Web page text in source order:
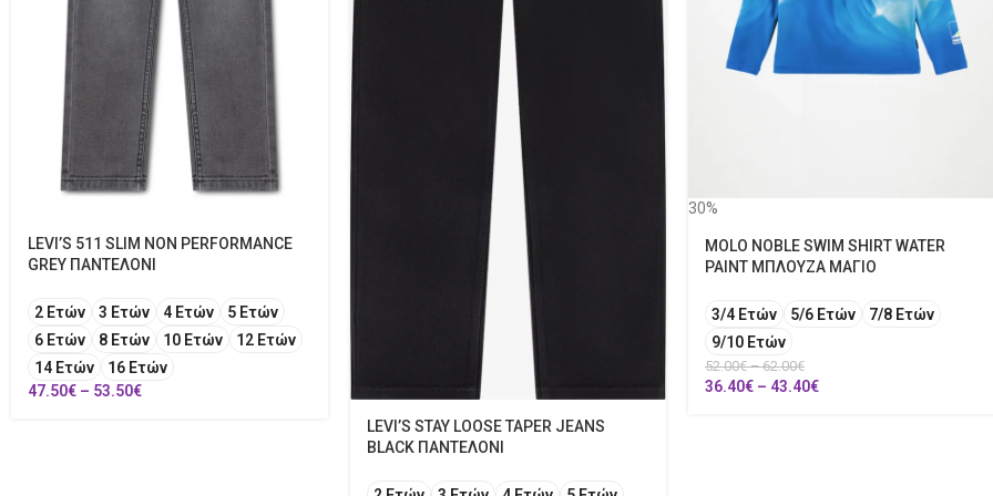
LEVI’S 511 SLIM NON PERFORMANCE
GREY ΠΑΝΤΕΛΟΝΙ
2 Ετών 3 Ετών 4 Ετών
5 Ετών
6 Ετών
8 Ετών 10 Ετών
12 Ετών
14 Ετών
16 Ετών
47.50€ – 53.50€
LEVI’S STAY LOOSE TAPER JEANS
BLACK ΠΑΝΤΕΛΟΝΙ
30%
MOLO NOBLE SWIM SHIRT WATER
PAINT ΜΠΛΟΥΖΑ ΜΑΓΙΟ
3/4 Ετών 5/6 Ετών
7/8 Ετών
9/10 Ετών
52.00€ – 62.00€
36.40€ – 43.40€